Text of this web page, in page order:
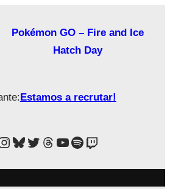
Pokémon GO – Fire and Ice
Hatch Day
Estamos a recrutar!
Bluesky
Twitter
Estamos no Threads!
YouTube
Spotify
Twitch